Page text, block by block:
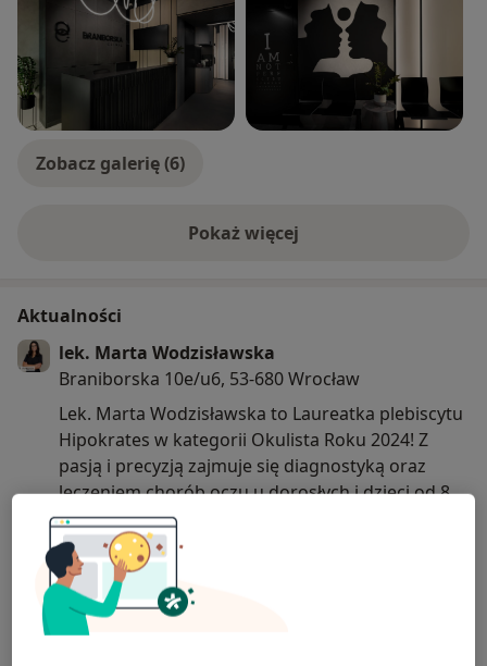
Zobacz galerię (6)
Pokaż więcejo doświadczeniu
Aktualności
lek. Marta Wodzisławska
Braniborska 10e/u6, 53-680 Wrocław
Lek. Marta Wodzisławska to Laureatka plebiscytu
Hipokrates w kategorii Okulista Roku 2024! Z
pasją i precyzją zajmuje się diagnostyką oraz
leczeniem chorób oczu u dorosłych i dzieci od 8
rż.
Swoje doświadczenie zawodowe zdobywała w
renomowanych ośrodkach okulistycznych, łącząc
wiedzę kliniczną z nowoczesnym podejściem do
Dowiedz się więcej
09/02/2026